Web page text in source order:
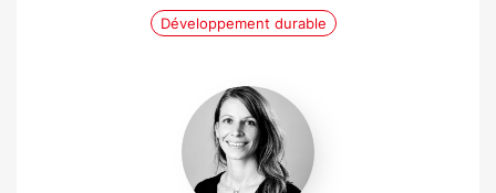
Développement durable
Fanny
Pointet